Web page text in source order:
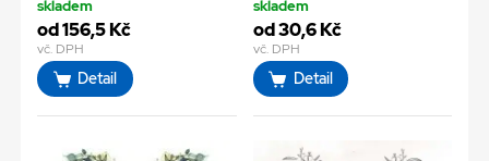
skladem
od 156,5 Kč
vč. DPH
Detail
skladem
od 30,6 Kč
vč. DPH
Detail